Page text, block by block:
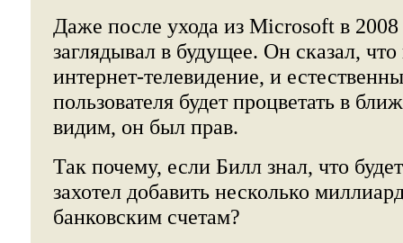
Даже после ухода из Microsoft в 2008
заглядывал в будущее. Он сказал,
интернет-телевидение, и
пользователя будет процветать в
видим, он был прав.
Так почему, если Билл знал, что
захотел добавить несколько
банковским счетам?